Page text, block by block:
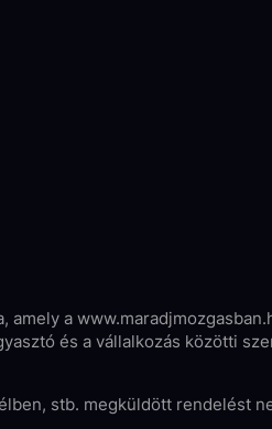
amely a
és a vállalkozás közötti
stb. megküldött rendelést